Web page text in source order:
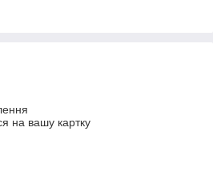
на вашу картку